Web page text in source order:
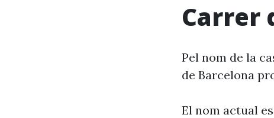
Carrer
Pel nom de la
de Barcelona
El nom actual